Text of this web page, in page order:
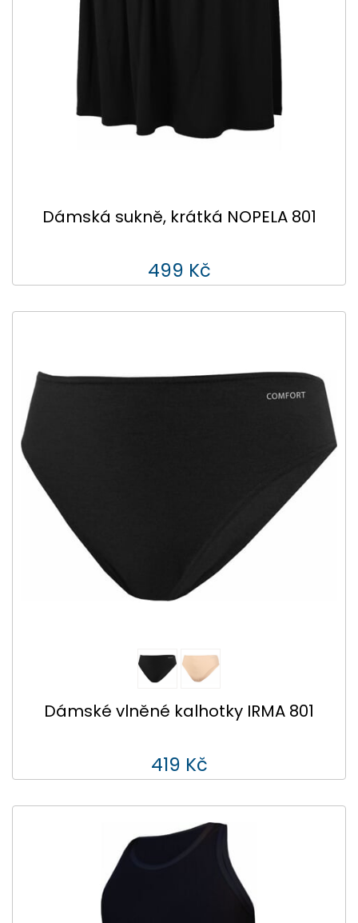
Dámská sukně, krátká NOPELA 801
499 Kč
Dámské vlněné kalhotky IRMA 801
419 Kč